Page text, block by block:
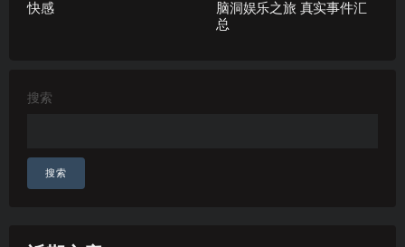
快感
脑洞娱乐之旅 真实事件汇
总
搜索
搜索